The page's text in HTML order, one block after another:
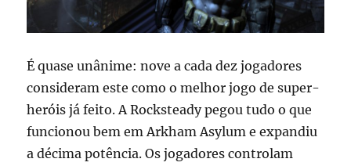
É quase unânime: nove a cada dez jogadores
consideram este como o melhor jogo de super-
heróis já feito. A Rocksteady pegou tudo o que
funcionou bem em Arkham Asylum e expandiu
a décima potência. Os jogadores controlam